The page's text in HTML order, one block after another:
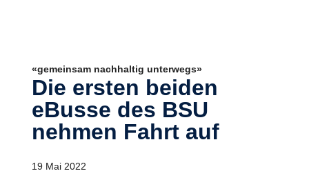
«gemeinsam nachhaltig unterwegs»
Die ersten beiden
eBusse des BSU
nehmen Fahrt auf
19 Mai 2022